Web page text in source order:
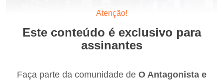
Atenção!
Este conteúdo é exclusivo para
assinantes
Faça parte da comunidade de O Antagonista e